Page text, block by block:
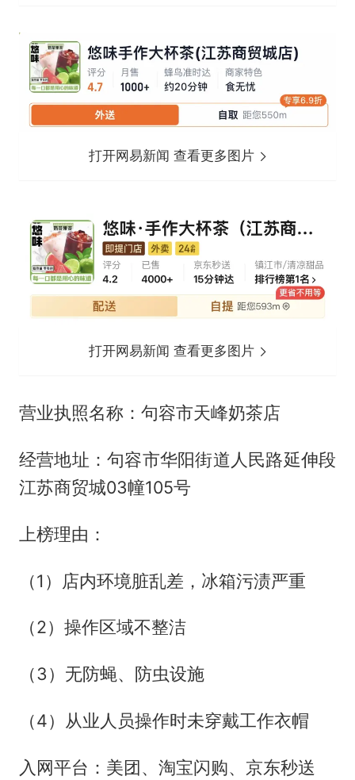
打开网易新闻 查看更多图片
打开网易新闻 查看更多图片
营业执照名称：句容市天峰奶茶店
经营地址：句容市华阳街道人民路延伸段
江苏商贸城03幢105号
上榜理由：
（1）店内环境脏乱差，冰箱污渍严重
（2）操作区域不整洁
（3）无防蝇、防虫设施
（4）从业人员操作时未穿戴工作衣帽
入网平台：美团、淘宝闪购、京东秒送